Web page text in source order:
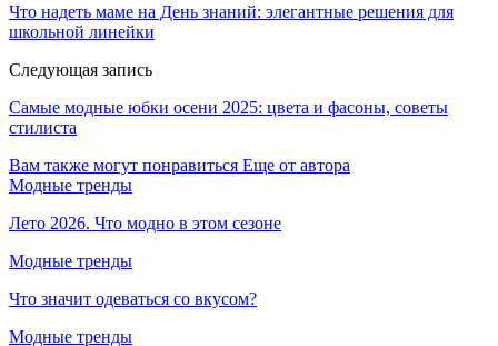
Что надеть маме на День знаний: элегантные решения для
школьной линейки
Следующая запись
Самые модные юбки осени 2025: цвета и фасоны, советы
стилиста
Вам также могут понравиться Еще от автора
Модные тренды
Лето 2026. Что модно в этом сезоне
Модные тренды
Что значит одеваться со вкусом?
Модные тренды